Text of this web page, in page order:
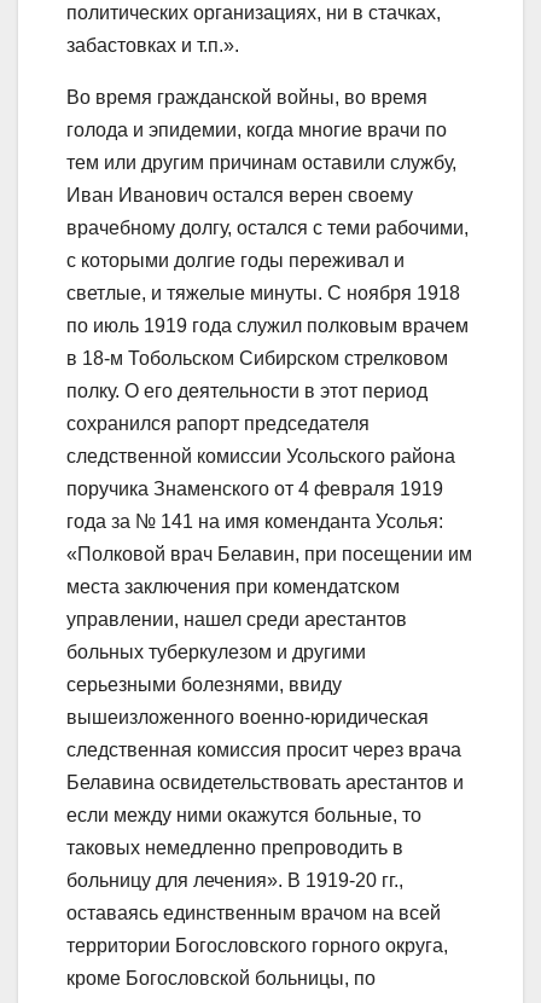
политических организациях, ни в стачках,
забастовках и т.п.».
Во время гражданской войны, во время
голода и эпидемии, когда многие врачи по
тем или другим причинам оставили службу,
Иван Иванович остался верен своему
врачебному долгу, остался с теми рабочими,
с которыми долгие годы переживал и
светлые, и тяжелые минуты. С ноября 1918
по июль 1919 года служил полковым врачем
в 18-м Тобольском Сибирском стрелковом
полку. О его деятельности в этот период
сохранился рапорт председателя
следственной комиссии Усольского района
поручика Знаменского от 4 февраля 1919
года за № 141 на имя коменданта Усолья:
«Полковой врач Белавин, при посещении им
места заключения при комендатском
управлении, нашел среди арестантов
больных туберкулезом и другими
серьезными болезнями, ввиду
вышеизложенного военно-юридическая
следственная комиссия просит через врача
Белавина освидетельствовать арестантов и
если между ними окажутся больные, то
таковых немедленно препроводить в
больницу для лечения». В 1919-20 гг.,
оставаясь единственным врачом на всей
территории Богословского горного округа,
кроме Богословской больницы, по